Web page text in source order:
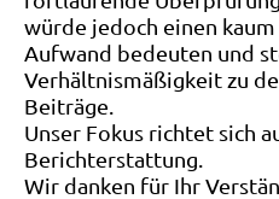
würde jedoch einen
Aufwand bedeuten und
Verhältnismäßigkeit zu
Beiträge.
Unser Fokus richtet sich
Berichterstattung.
Wir danken für Ihr